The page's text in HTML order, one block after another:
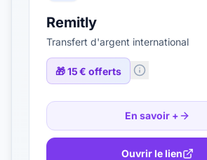
Remitly
Transfert d'argent international
🎁15 € offerts
En savoir +
Ouvrir le lien